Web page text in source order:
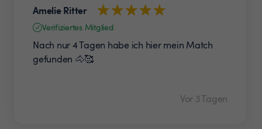
Amelie Ritter
Verifiziertes Mitglied
Nach nur 4 Tagen habe ich hier mein Match
gefunden 🐴🥰
Vor 3 Tagen